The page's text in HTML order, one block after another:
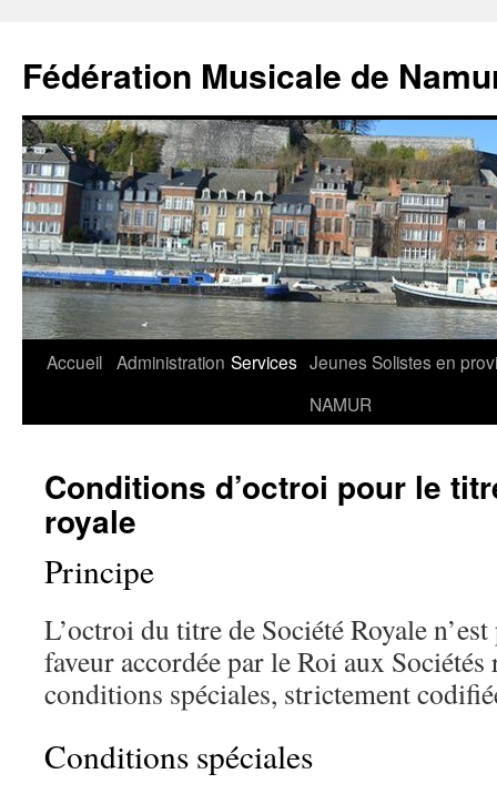
contenu
Fédération Musicale de
Accueil Administration Services Jeunes Solistes en
NAMUR
Conditions d’octroi pour le
royale
Principe
L’octroi du titre de Société Royale
faveur accordée par le Roi aux
conditions spéciales, strictement
Conditions spéciales